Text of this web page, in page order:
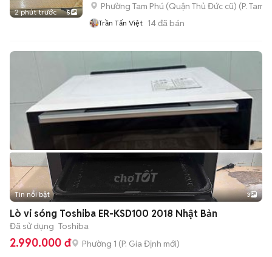
2 phút trước 5
Phường Tam Phú (Quận Thủ Đức cũ) (P. Tam
Trần Tấn Việt 14đã bán
Tin nổi bật 3
Lò vi sóng Toshiba ER-KSD100 2018 Nhật Bản
Đã sử dụng Toshiba
2.990.000 đ Phường 1 (P. Gia Định mới)